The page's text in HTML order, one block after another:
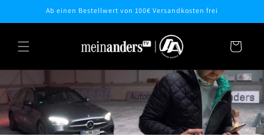
Inhalt
Ab einen Bestellwert von 100€ Versandkosten frei
Warenkorb